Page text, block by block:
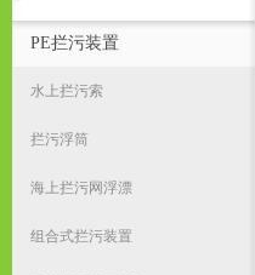
PE拦污装置
水上拦污索
拦污浮筒
海上拦污网浮漂
组合式拦污装置